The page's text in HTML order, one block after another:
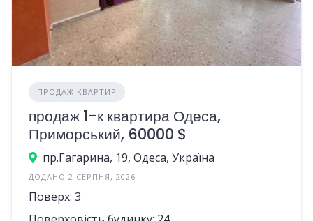
ПРОДАЖ КВАРТИР
продаж 1-к квартира Одеса,
Приморський, 60000 $
пр.Гагарина, 19, Одеса, Україна
ДОДАНО 2 СЕРПНЯ, 2026
Поверх: 3